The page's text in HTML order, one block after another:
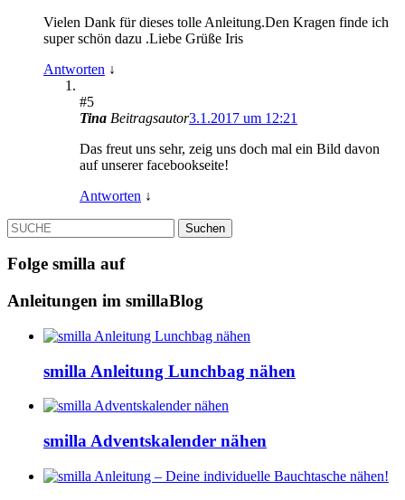
Vielen Dank für dieses tolle Anleitung.Den Kragen finde ich
super schön dazu .Liebe Grüße Iris
Antworten ↓
#5
Tina Beitragsautor3.1.2017 um 12:21
Das freut uns sehr, zeig uns doch mal ein Bild davon
auf unserer facebookseite!
Antworten ↓
SUCHE
Folge smilla auf
Anleitungen im smillaBlog
smilla Anleitung Lunchbag nähen
smilla Adventskalender nähen